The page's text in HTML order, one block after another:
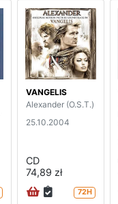
VANGELIS
Alexander (O.S.T.)
25.10.2004
CD
74,89 zł
72H